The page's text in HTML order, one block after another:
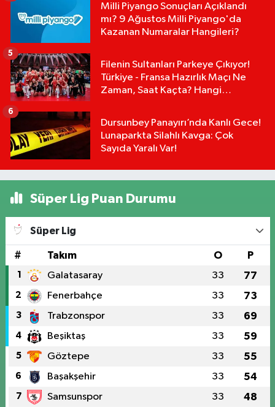
Milli Piyango Sonuçları Açıklandı
mı? 9 Ağustos Milli Piyango'da
Kazanan Numaralar Hangileri?
Filenin Sultanları Parkeye Çıkıyor!
Türkiye - Fransa Hazırlık Maçı Ne
Zaman, Saat Kaçta? Hangi
5
Dursunbey Panayırı’nda Kanlı Gece!
Lunaparkta Silahlı Kavga: Çok
Sayıda Yaralı Var!
6
Süper Lig Puan Durumu
Süper Lig
# Takım O P
1 Galatasaray 33 77
2 Fenerbahçe 33 73
3 Trabzonspor 33 69
4 Beşiktaş 33 59
5 Göztepe 33 55
6 Başakşehir 33 54
7 Samsunspor 33 48